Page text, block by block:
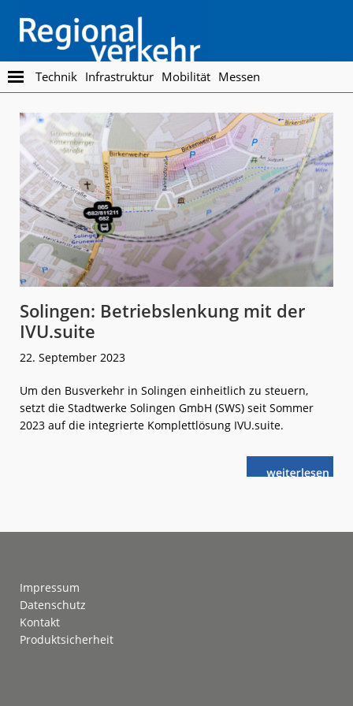
main
content
footer
Regionalverkehr
Die
Fachzeitschrift
den
Öffentlichen
Personennahverkehr
Technik Infrastruktur Mobilität Messen
Solingen: Betriebslenkung mit der
IVU.suite
22. September 2023
Um den Busverkehr in Solingen einheitlich zu steuern,
setzt die Stadtwerke Solingen GmbH (SWS) seit Sommer
2023 auf die integrierte Komplettlösung IVU.suite.
weiterlese
nSolingen:
Impressum
Datenschutz
Kontakt
Produktsicherheit